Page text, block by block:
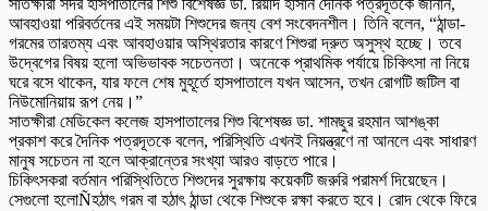
আবহাওয়া পরিবর্তনের এই সময়টা শিশুদের জন্য বেশ সংবেদনশীল। তিনি বলেন, “ঠান্ডা-
গরমের তারতম্য এবং আবহাওয়ার অস্থিরতার কারণে শিশুরা দ্রুত অসুস্থ হচ্ছে। তবে
উদ্বেগের বিষয় হলো অভিভাবক সচেতনতা। অনেকে প্রাথমিক পর্যায়ে চিকিৎসা না নিয়ে
ঘরে বসে থাকেন, যার ফলে শেষ মুহূর্তে হাসপাতালে যখন আসেন, তখন রোগটি জটিল বা
নিউমোনিয়ায় রূপ নেয়।”
সাতক্ষীরা মেডিকেল কলেজ হাসপাতালের শিশু বিশেষজ্ঞ ডা. শামছুর রহমান আশঙ্কা
প্রকাশ করে দৈনিক পত্রদূতকে বলেন, পরিস্থিতি এখনই নিয়ন্ত্রণে না আনলে এবং সাধারণ
মানুষ সচেতন না হলে আক্রান্তের সংখ্যা আরও বাড়তে পারে।
চিকিৎসকরা বর্তমান পরিস্থিতিতে শিশুদের সুরক্ষায় কয়েকটি জরুরি পরামর্শ দিয়েছেন।
সেগুলো হলোÑহঠাৎ গরম বা হঠাৎ ঠান্ডা থেকে শিশুকে রক্ষা করতে হবে। রোদ থেকে ফিরে